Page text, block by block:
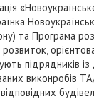
та Програма
підрядників
виконробів
відповідних